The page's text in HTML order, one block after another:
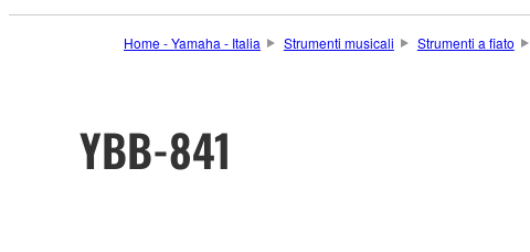
Home - Yamaha - Italia Strumenti musicali Strumenti a fiato
YBB-841